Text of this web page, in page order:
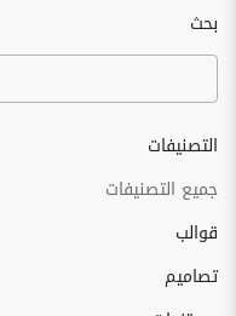
بحث
التصنيفات
جميع التصنيفات
قوالب
تصاميم